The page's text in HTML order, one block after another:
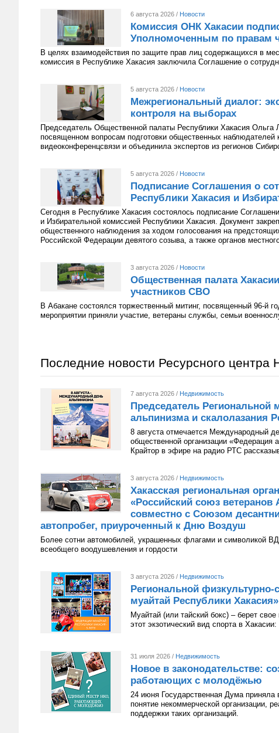
6 августа 2026 / Новости
Комиссия ОНК Хакасии
Уполномоченным по правам
В целях взаимодействия по защите прав лиц содержащихся в
комиссия в Республике Хакасия заключила Соглашение о
5 августа 2026 / Новости
Межрегиональный диалог:
контроля на выборах
Председатель Общественной палаты Республики Хакасия Ольга
посвященном вопросам подготовки общественных
видеоконференцсвязи и объединила экспертов из регионов
5 августа 2026 / Новости
Подписание Соглашения о
Республики Хакасия и
Сегодня в Республике Хакасия состоялось подписание
и Избирательной комиссией Республики Хакасия. Документ
общественного наблюдения за ходом голосования на
Российской Федерации девятого созыва, а также органов
3 августа 2026 / Новости
Общественная палата
участников СВО
В Абакане состоялся торжественный митинг, посвященный 96-й
мероприятии приняли участие, ветераны службы, семьи
Последние новости Ресурсного центра
7 августа 2026 / Недвижимость
Председатель Региональной
альпинизма и скалолазания
8 августа отмечается Международный
общественной организации
Крайтор в эфире на радио РТС
3 августа 2026 / Недвижимость
Хакасская региональная
«Российский союз
совместно с Союзом
автопробег, приуроченный к Дню Воздуш
Более сотни автомобилей, украшенных флагами и символикой
всеобщего воодушевления и гордости
3 августа 2026 / Недвижимость
Региональной
муайтай Республики
Муайтай (или тайский бокс) – берет
этот экзотический вид спорта в
31 июля 2026 / Недвижимость
Новое в законодательстве:
работающих с молодёжью
24 июня Государственная Дума приняла
понятие некоммерческой организации,
поддержки таких организаций.